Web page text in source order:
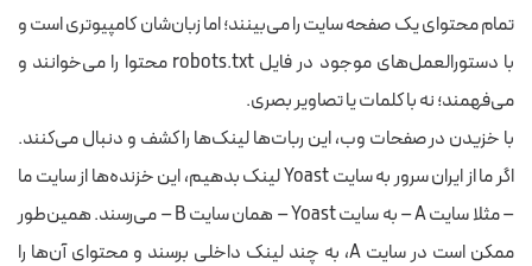
تمام محتوای یک صفحه سایت را می‌بینند؛ اما زبان‌شان کامپیوتری است و
با دستورالعمل‌های موجود در فایل robots.txt محتوا را می‌خوانند و
می‌فهمند؛ نه با کلمات یا تصاویر بصری.
با خزیدن در صفحات وب، این ربات‌ها لینک‌ها را کشف و دنبال می‌کنند.
اگر ما از ایران سرور به سایت Yoast لینک بدهیم، این خزنده‌ها از سایت ما
– مثلا سایت A – به سایت Yoast – همان سایت B – می‌رسند. همین‌طور
ممکن است در سایت A، به چند لینک داخلی برسند و محتوای آن‌ها را